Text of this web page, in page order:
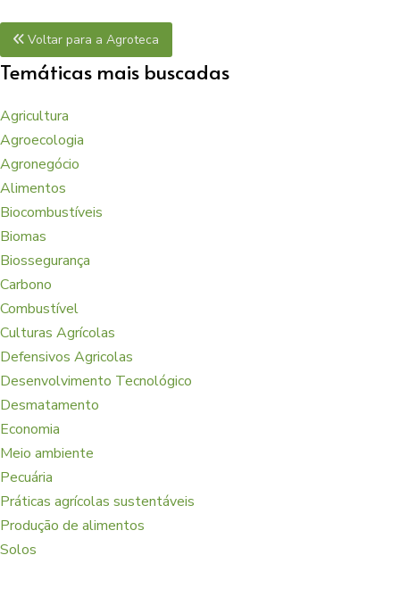
Voltar para a Agroteca
Temáticas mais buscadas
Agricultura
Agroecologia
Agronegócio
Alimentos
Biocombustíveis
Biomas
Biossegurança
Carbono
Combustível
Culturas Agrícolas
Defensivos Agricolas
Desenvolvimento Tecnológico
Desmatamento
Economia
Meio ambiente
Pecuária
Práticas agrícolas sustentáveis
Produção de alimentos
Solos